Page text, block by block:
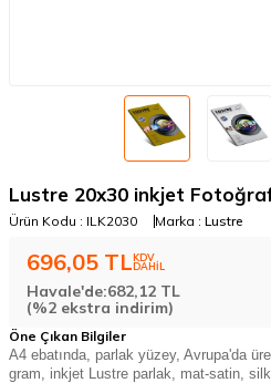
Lustre 20x30 inkjet Fotoğraf
Ürün Kodu : ILK2030 Marka : Lustre
696,05 TLKDV
DAHİL
Havale'de:682,12 TL
(%2 ekstra indirim)
Öne Çıkan Bilgiler
A4 ebatında, parlak yüzey, Avrupa'da
gram, inkjet Lustre parlak, mat-satin, silk